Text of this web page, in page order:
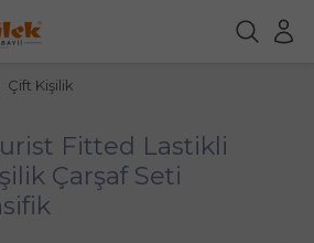
Çift Kişilik
Fitted Lastikli
Çarşaf Seti